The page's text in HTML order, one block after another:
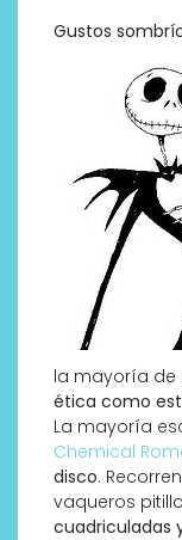
Gustos
la mayoría de
ética como
La mayoría
Chemical
disco.
vaqueros
cuadriculadas